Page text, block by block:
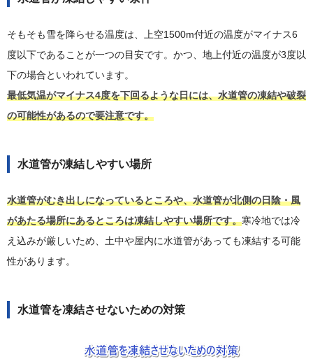
そもそも雪を降らせる温度は、上空1500m付近の温度がマイナス6
度以下であることが一つの目安です。かつ、地上付近の温度が3度以
下の場合といわれています。
最低気温がマイナス4度を下回るような日には、水道管の凍結や破裂
の可能性があるので要注意です。
水道管が凍結しやすい場所
水道管がむき出しになっているところや、水道管が北側の日陰・風
があたる場所にあるところは凍結しやすい場所です。寒冷地では冷
え込みが厳しいため、土中や屋内に水道管があっても凍結する可能
性があります。
水道管を凍結させないための対策